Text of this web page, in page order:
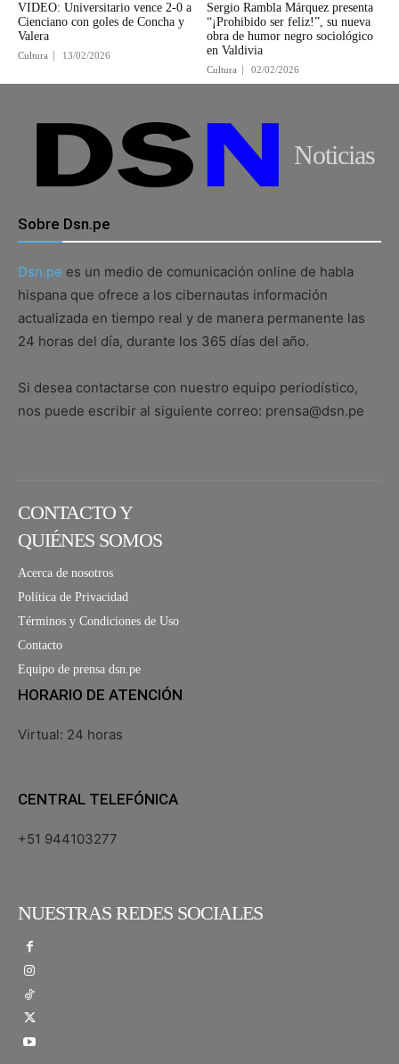
VIDEO: Universitario vence 2-0 a
Cienciano con goles de Concha y
Valera
Cultura 13/02/2026
Sergio Rambla Márquez presenta
“¡Prohibido ser feliz!”, su nueva
obra de humor negro sociológico
en Valdivia
Cultura 02/02/2026
Noticias
Sobre Dsn.pe
Dsn.pe es un medio de comunicación online de habla
hispana que ofrece a los cibernautas información
actualizada en tiempo real y de manera permanente las
24 horas del día, durante los 365 días del año.
Si desea contactarse con nuestro equipo periodístico,
nos puede escribir al siguiente correo: prensa@dsn.pe
CONTACTO Y
QUIÉNES SOMOS
Acerca de nosotros
Política de Privacidad
Términos y Condiciones de Uso
Contacto
Equipo de prensa dsn.pe
HORARIO DE ATENCIÓN
Virtual: 24 horas
CENTRAL TELEFÓNICA
+51 944103277
NUESTRAS REDES SOCIALES